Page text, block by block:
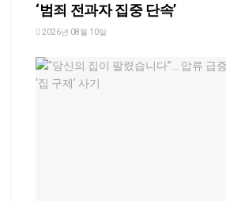
‘범죄 전과자 집중 단속’
2026년 08월 10일